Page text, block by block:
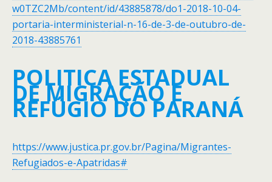
w0TZC2Mb/content/id/43885878/do1-2018-10-04-
portaria-interministerial-n-16-de-3-de-outubro-de-
2018-43885761
POLITICA ESTADUAL
DE MIGRAÇÃO E
REFÚGIO DO PARANÁ
https://www.justica.pr.gov.br/Pagina/Migrantes-
Refugiados-e-Apatridas#